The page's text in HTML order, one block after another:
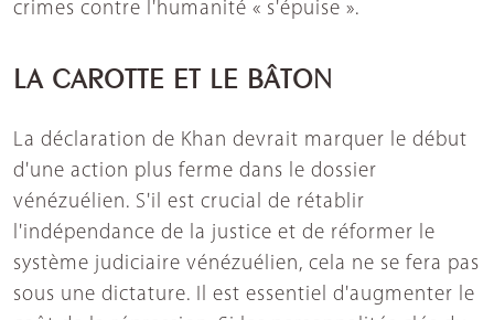
crimes contre l'humanité « s'épuise ».
LA CAROTTE ET LE BÂTON
La déclaration de Khan devrait marquer le début
d'une action plus ferme dans le dossier
vénézuélien. S'il est crucial de rétablir
l'indépendance de la justice et de réformer le
système judiciaire vénézuélien, cela ne se fera pas
sous une dictature. Il est essentiel d'augmenter le